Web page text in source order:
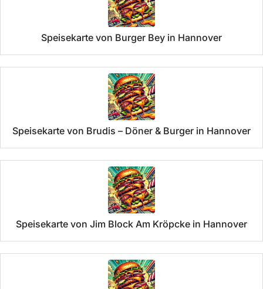
Speisekarte von Burger Bey in Hannover
Speisekarte von Brudis – Döner & Burger in Hannover
Speisekarte von Jim Block Am Kröpcke in Hannover